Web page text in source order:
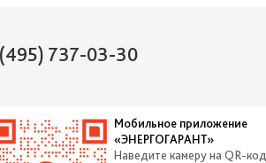
737-03-30
Мобильное приложение
«ЭНЕРГОГАРАНТ»
Наведите камеру на QR-код